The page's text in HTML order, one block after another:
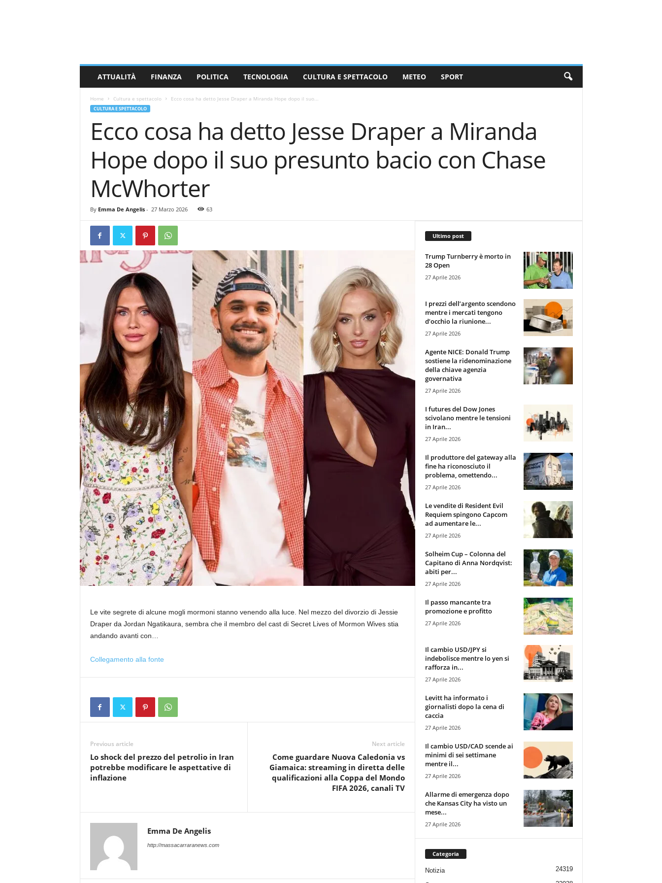
ATTUALITÀ FINANZA POLITICA TECNOLOGIA CULTURA E SPETTACOLO METEO SPORT
Home Cultura e spettacolo Ecco cosa ha detto Jesse Draper a Miranda Hope dopo il suo...
CULTURA E SPETTACOLO
Ecco cosa ha detto Jesse Draper a Miranda
Hope dopo il suo presunto bacio con Chase
McWhorter
By Emma De Angelis- 27 Marzo 2026 63
Le vite segrete di alcune mogli mormoni stanno venendo alla luce. Nel mezzo del divorzio di Jessie
Draper da Jordan Ngatikaura, sembra che il membro del cast di Secret Lives of Mormon Wives stia
andando avanti con…
Collegamento alla fonte
Previous article
Lo shock del prezzo del petrolio in Iran
potrebbe modificare le aspettative di
inflazione
Next article
Come guardare Nuova Caledonia vs
Giamaica: streaming in diretta delle
qualificazioni alla Coppa del Mondo
FIFA 2026, canali TV
Emma De Angelis
http://massacarraranews.com
Ultimo post
Trump Turnberry è morto in
28 Open
27 Aprile 2026
I prezzi dell’argento scendono
mentre i mercati tengono
d’occhio la riunione...
27 Aprile 2026
Agente NICE: Donald Trump
sostiene la ridenominazione
della chiave agenzia
governativa
27 Aprile 2026
I futures del Dow Jones
scivolano mentre le tensioni
in Iran...
27 Aprile 2026
Il produttore del gateway alla
fine ha riconosciuto il
problema, omettendo...
27 Aprile 2026
Le vendite di Resident Evil
Requiem spingono Capcom
ad aumentare le...
27 Aprile 2026
Solheim Cup – Colonna del
Capitano di Anna Nordqvist:
abiti per...
27 Aprile 2026
Il passo mancante tra
promozione e profitto
27 Aprile 2026
Il cambio USD/JPY si
indebolisce mentre lo yen si
rafforza in...
27 Aprile 2026
Levitt ha informato i
giornalisti dopo la cena di
caccia
27 Aprile 2026
Il cambio USD/CAD scende ai
minimi di sei settimane
mentre il...
27 Aprile 2026
Allarme di emergenza dopo
che Kansas City ha visto un
mese...
27 Aprile 2026
Categoria
Notizia 24319